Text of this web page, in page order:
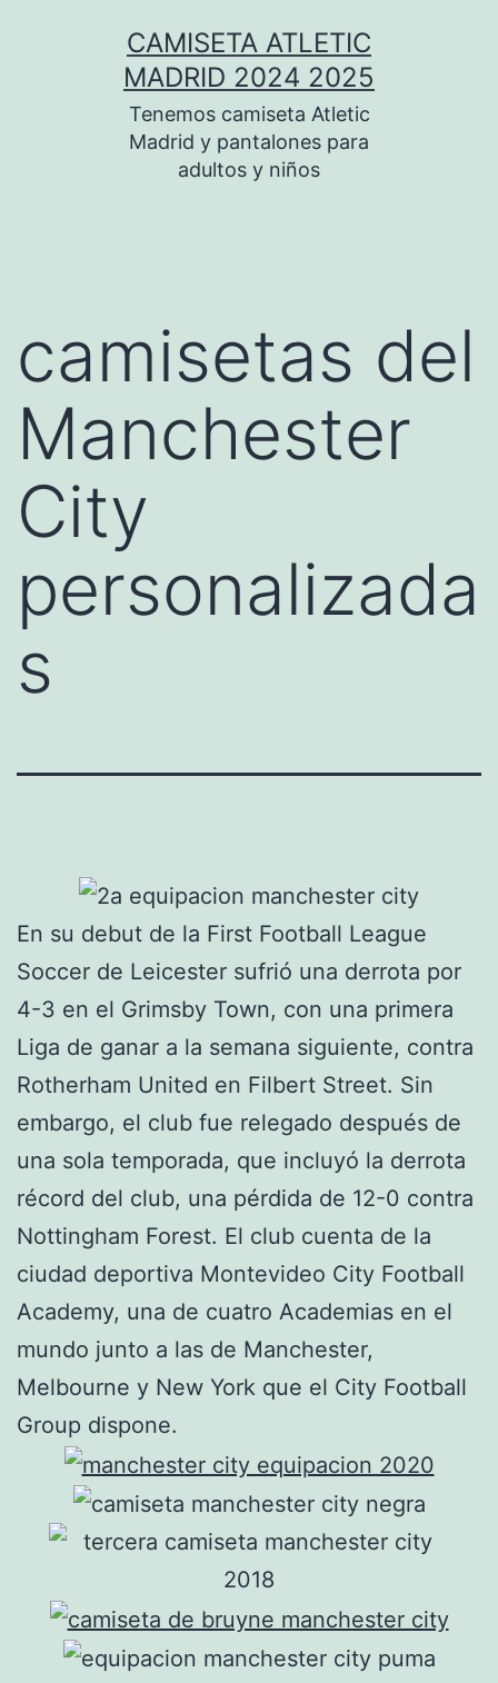
CAMISETA ATLETIC
MADRID 2024 2025
Tenemos camiseta Atletic
Madrid y pantalones para
adultos y niños
camisetas del
Manchester
City
personalizada
s
En su debut de la First Football League
Soccer de Leicester sufrió una derrota por
4-3 en el Grimsby Town, con una primera
Liga de ganar a la semana siguiente, contra
Rotherham United en Filbert Street. Sin
embargo, el club fue relegado después de
una sola temporada, que incluyó la derrota
récord del club, una pérdida de 12-0 contra
Nottingham Forest. El club cuenta de la
ciudad deportiva Montevideo City Football
Academy, una de cuatro Academias en el
mundo junto a las de Manchester,
Melbourne y New York que el City Football
Group dispone.